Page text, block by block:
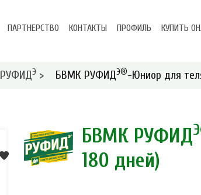
ПАРТНЕРСТВО КОНТАКТЫ ПРОФИЛЬ КУПИТЬ
РУФИДЭ > БВМК РУФИДЭ®-Юниор для
БВМК РУФИД
180 дней)